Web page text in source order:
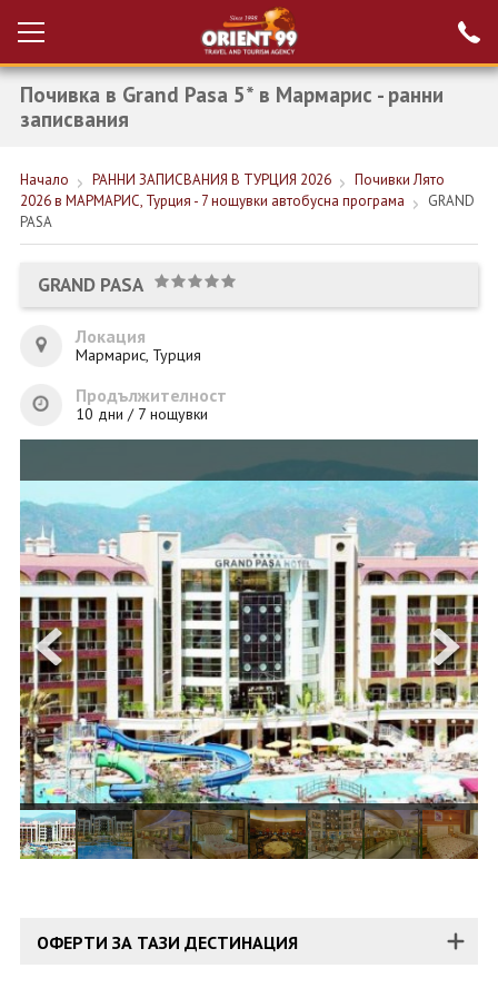
Вход за агенти
Проверка на
резервация
НОВА ГОДИНА ТУРЦИЯ
НОВА ГОДИНА
ПОЧИВКИ
КРУИЗИ
ЕКЗОТИКА
ОЩЕ
ЗА НАС
КОНТАКТИ
ФИРМЕНИ ДОКУМЕНТИ
0700 144 34 Запитване
ПОСЛЕДВАЙТЕ НИ
Почивка в Grand Pasa 5* в Мармарис - ранни
записвания
Начало РАННИ ЗАПИСВАНИЯ В ТУРЦИЯ 2026
Почивки Лято
2026 в МАРМАРИС, Турция - 7 нощувки автобусна програма
GRAND
PASA
GRAND PASA
Локация
Мармарис, Турция
Продължителност
10 дни / 7 нощувки
ОФЕРТИ ЗА ТАЗИ ДЕСТИНАЦИЯ